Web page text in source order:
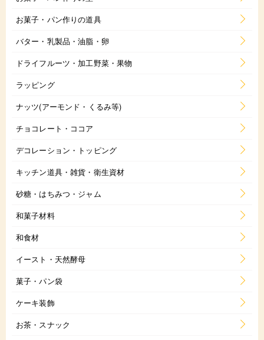
お菓子・パン作りの道具
バター・乳製品・油脂・卵
ドライフルーツ・加工野菜・果物
ラッピング
ナッツ(アーモンド・くるみ等)
チョコレート・ココア
デコレーション・トッピング
キッチン道具・雑貨・衛生資材
砂糖・はちみつ・ジャム
和菓子材料
和食材
イースト・天然酵母
菓子・パン袋
ケーキ装飾
お茶・スナック